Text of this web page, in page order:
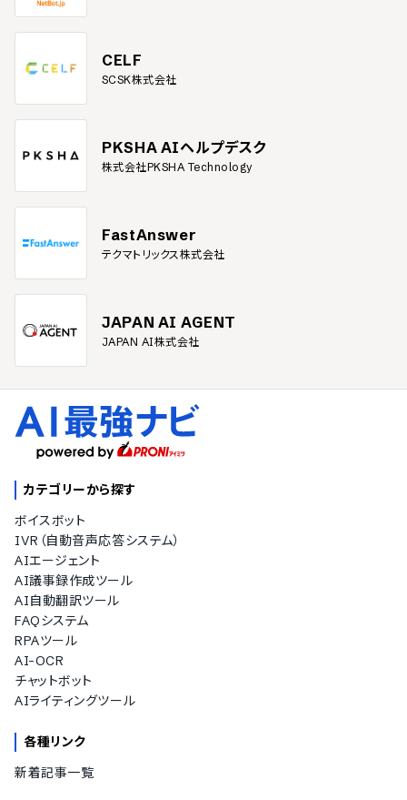
CELF
SCSK株式会社
PKSHA AIヘルプデスク
株式会社PKSHA Technology
FastAnswer
テクマトリックス株式会社
JAPAN AI AGENT
JAPAN AI株式会社
カテゴリーから探す
ボイスボット
IVR（自動音声応答システム）
AIエージェント
AI議事録作成ツール
AI自動翻訳ツール
FAQシステム
RPAツール
AI-OCR
チャットボット
AIライティングツール
各種リンク
新着記事一覧